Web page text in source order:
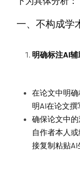
一、不构成学
明确标注AI辅
在论文中明
明AI在论文撰
确保论文中
自作者本人
接复制粘贴AI